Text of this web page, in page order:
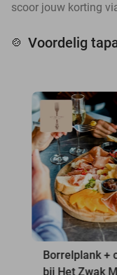
scoor jouw korting
🍲 Voordelig
Borrelplank +
bij Het Zwak